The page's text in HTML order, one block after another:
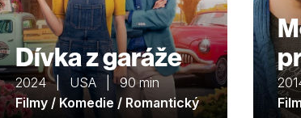
Dívka z garáže
2024 | USA | 90 min
Filmy / Komedie / Romantický